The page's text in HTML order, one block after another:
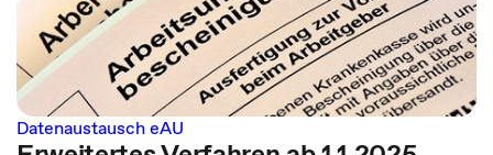
Datenaustausch eAU